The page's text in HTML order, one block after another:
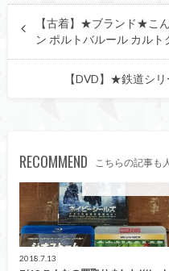
【古着】★ブランド★こ
ン ポルトバルール カルト
【DVD】★鉄道シ
RECOMMEND こちらの記事も
2018.7.13